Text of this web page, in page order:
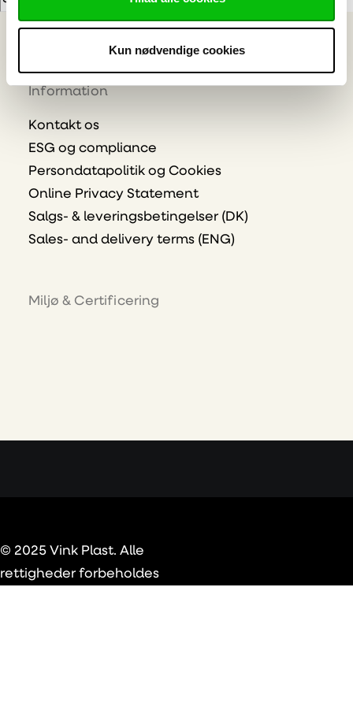
Kun nødvendige cookies
Tilmeld
Information
Kontakt os
ESG og compliance
Persondatapolitik og Cookies
Online Privacy Statement
Salgs- & leveringsbetingelser (DK)
Sales- and delivery terms (ENG)
Miljø & Certificering
© 2025 Vink Plast. Alle
rettigheder forbeholdes